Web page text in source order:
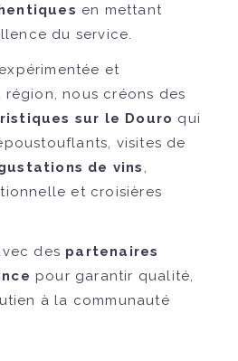
en mettant
du service.
et
nous créons des
sur le Douro qui
visites de
de vins ,
et croisières
des partenaires
pour garantir qualité,
à la communauté